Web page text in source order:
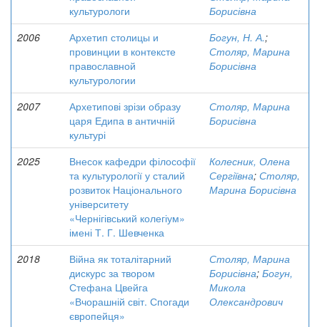
культурологи
Борисівна
2006
Архетип столицы и
провинции в контексте
православной
культурологии
Богун, Н. А.;
Столяр, Марина
Борисівна
2007
Архетипові зрізи образу
царя Едипа в античній
культурі
Столяр, Марина
Борисівна
2025
Внесок кафедри філософії
та культурології у сталий
розвиток Національного
університету
«Чернігівський колегіум»
імені Т. Г. Шевченка
Колесник, Олена
Сергіївна; Столяр,
Марина Борисівна
2018
Війна як тоталітарний
дискурс за твором
Стефана Цвейга
«Вчорашній світ. Спогади
європейця»
Столяр, Марина
Борисівна; Богун,
Микола
Олександрович